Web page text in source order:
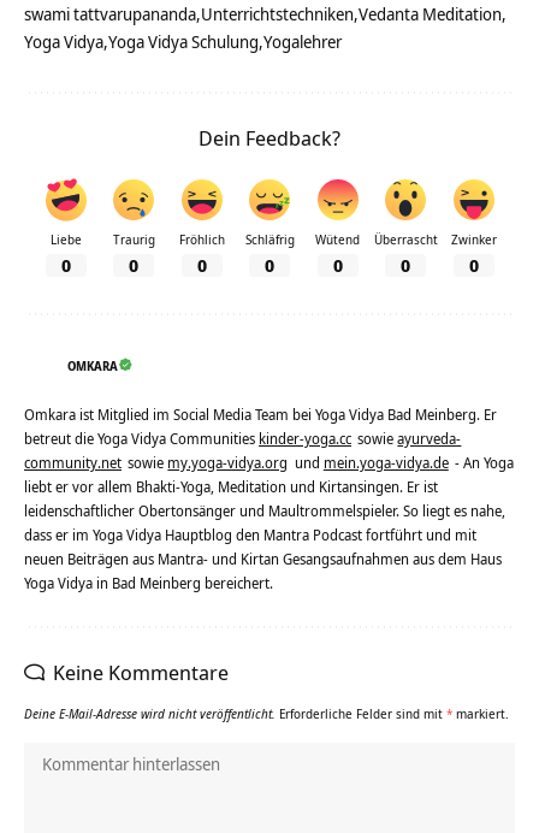
swami tattvarupananda Unterrichtstechniken Vedanta Meditation
Yoga Vidya Yoga Vidya Schulung Yogalehrer
Dein Feedback?
Liebe
0
Traurig
0
Fröhlich
0
Schläfrig
0
Wütend
0
Überrascht
0
Zwinker
0
OMKARA
Omkara ist Mitglied im Social Media Team bei Yoga Vidya Bad Meinberg. Er
betreut die Yoga Vidya Communities kinder-yoga.cc sowieayurveda-
community.net sowie my.yoga-vidya.org und mein.yoga-vidya.de - An Yoga
liebt er vor allem Bhakti-Yoga, Meditation und Kirtansingen. Er ist
leidenschaftlicher Obertonsänger und Maultrommelspieler. So liegt es nahe,
dass er im Yoga Vidya Hauptblog den Mantra Podcast fortführt und mit
neuen Beiträgen aus Mantra- und Kirtan Gesangsaufnahmen aus dem Haus
Yoga Vidya in Bad Meinberg bereichert.
Keine Kommentare
Deine E-Mail-Adresse wird nicht veröffentlicht. Erforderliche Felder sind mit * markiert.